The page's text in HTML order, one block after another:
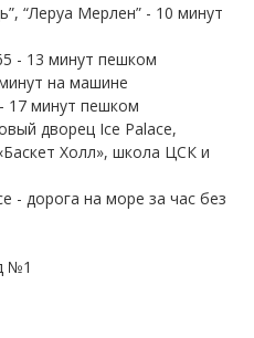
“Леруа Мерлен” - 10 минут
- 13 минут пешком
на машине
17 минут пешком
дворец Ice Palace,
Холл», школа ЦСК и
- дорога на море за час без
№1